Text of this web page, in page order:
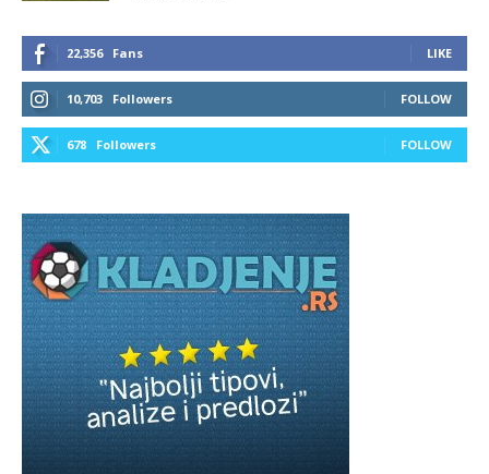
22,356 Fans LIKE
10,703 Followers FOLLOW
678 Followers FOLLOW